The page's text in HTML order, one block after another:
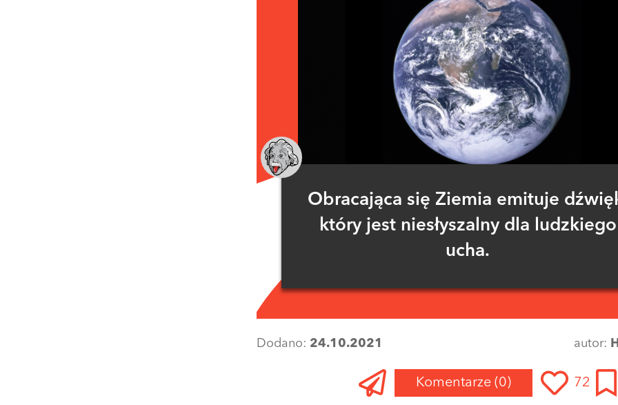
Obracająca się Ziemia emituje
który jest niesłyszalny dla ludzkiego
ucha.
Dodano: 24.10.2021 autor:
Komentarze (0) 72